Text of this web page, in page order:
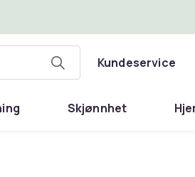
Kundeservice
Skjønnhet